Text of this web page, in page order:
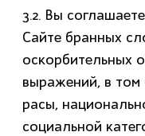
3.2. Вы
Сайте бранных
оскорбительных
выражений, в
расы,
социальной